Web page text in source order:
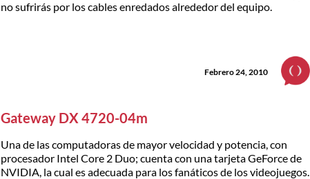
no sufrirás por los cables enredados alrededor del equipo.
Febrero 24, 2010
Gateway DX 4720-04m
Una de las computadoras de mayor velocidad y potencia, con
procesador Intel Core 2 Duo; cuenta con una tarjeta GeForce de
NVIDIA, la cual es adecuada para los fanáticos de los videojuegos.